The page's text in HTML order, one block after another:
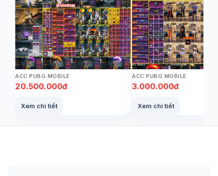
ACC PUBG MOBILE
20.500.000đ
Xem chi tiết
ACC PUBG MOBILE
3.000.000đ
Xem chi tiết